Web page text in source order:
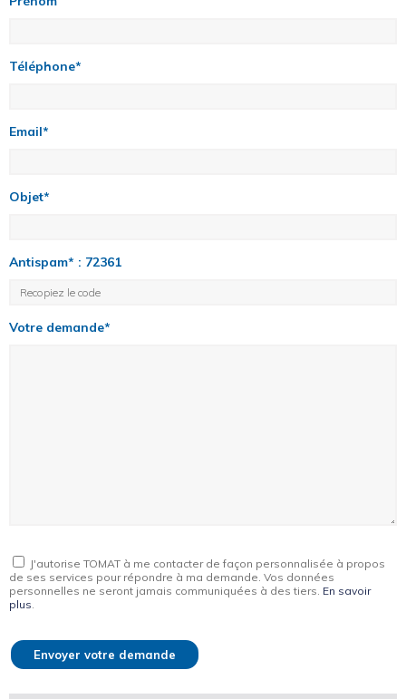
Téléphone*
Email*
Objet*
Antispam* : 72361
Votre demande*
J'autorise TOMAT à me contacter de façon personnalisée à propos
de ses services pour répondre à ma demande. Vos données
personnelles ne seront jamais communiquées à des tiers. En savoir
plus.
Envoyer votre demande